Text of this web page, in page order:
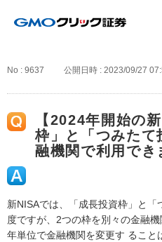
No : 9637 公開日時 : 2023/09/27
【2024年開始の
枠」と「つみたて
融機関で利用でき
新NISAでは、「成長投資枠」と「
度ですが、2つの枠を別々の金融
年単位で金融機関を変更す ること